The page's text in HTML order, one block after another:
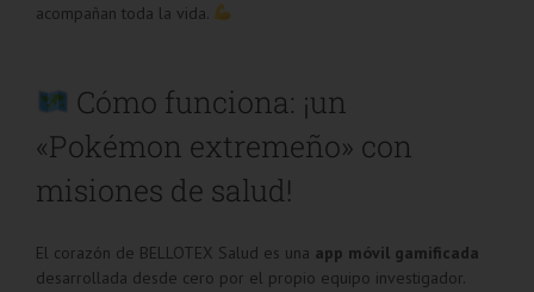
acompañan toda la vida.
Cómo funciona: ¡un
«Pokémon extremeño» con
misiones de salud!
El corazón de BELLOTEX Salud es una app móvil gamificada
desarrollada desde cero por el propio equipo investigador.